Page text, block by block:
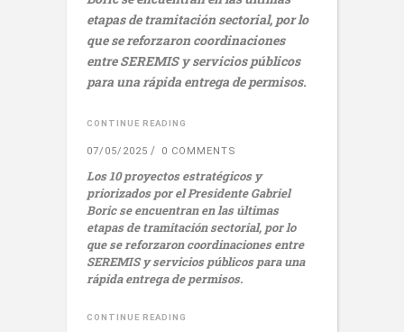
etapas de tramitación sectorial, por lo
que se reforzaron coordinaciones
entre SEREMIS y servicios públicos
para una rápida entrega de permisos.
CONTINUE READING
07/05/2025 0 COMMENTS
Los 10 proyectos estratégicos y
priorizados por el Presidente Gabriel
Boric se encuentran en las últimas
etapas de tramitación sectorial, por lo
que se reforzaron coordinaciones entre
SEREMIS y servicios públicos para una
rápida entrega de permisos.
CONTINUE READING